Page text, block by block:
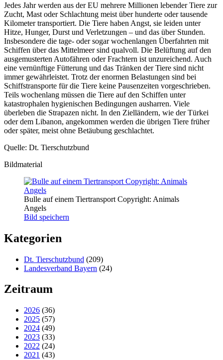
Jedes Jahr werden aus der EU mehrere Millionen lebender Tiere zur
Zucht, Mast oder Schlachtung meist über hunderte oder tausende
Kilometer transportiert. Die Tiere haben Angst, sie leiden unter
Hitze, Hunger, Durst und Verletzungen – und das über Stunden.
Insbesondere die tage- oder sogar wochenlangen Überfahrten mit
Schiffen über das Mittelmeer sind qualvoll. Die Belüftung auf den
ausgemusterten Autofähren oder Frachtern ist unzureichend. Auch
eine vernünftige Fütterung und das Tränken der Tiere sind nicht
immer gewährleistet. Trotz der enormen Belastungen sind bei
Schiffstransporte für die Tiere keine Pausenzeiten vorgeschrieben.
Teils wochenlang müssen die Tiere auf den Schiffen unter
katastrophalen hygienischen Bedingungen ausharren. Viele
überleben die Strapazen nicht. In den Zielländern, wie der Türkei
oder dem Libanon, angekommen werden die übrigen Tiere früher
oder später, meist ohne Betäubung geschlachtet.
Quelle: Dt. Tierschutzbund
Bildmaterial
Bulle auf einem Tiertransport Copyright: Animals
Angels
Bild speichern
Kategorien
Dt. Tierschutzbund (209)
Landesverband Bayern (24)
Zeitraum
2026 (36)
2025 (57)
2024 (49)
2023 (33)
2022 (24)
2021 (43)